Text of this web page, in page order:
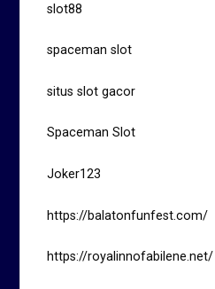
slot88
spaceman slot
situs slot gacor
Spaceman Slot
Joker123
https://balatonfunfest.com/
https://royalinnofabilene.net/